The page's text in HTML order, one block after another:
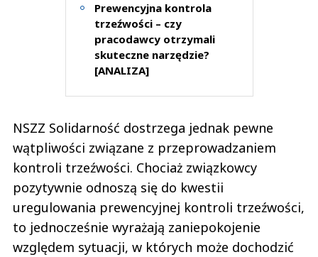
Prewencyjna kontrola
trzeźwości – czy
pracodawcy otrzymali
skuteczne narzędzie?
[ANALIZA]
NSZZ Solidarność dostrzega jednak pewne
wątpliwości związane z przeprowadzaniem
kontroli trzeźwości. Chociaż związkowcy
pozytywnie odnoszą się do kwestii
uregulowania prewencyjnej kontroli trzeźwości,
to jednocześnie wyrażają zaniepokojenie
względem sytuacji, w których może dochodzić